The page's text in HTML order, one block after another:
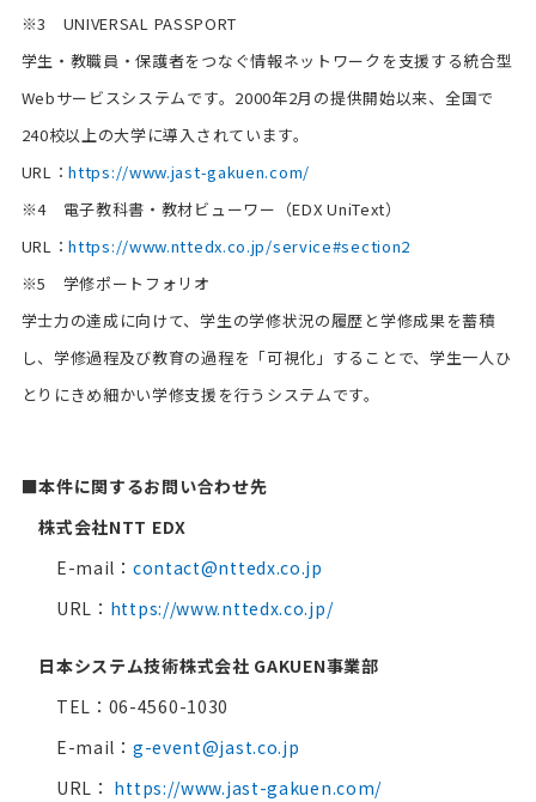
※3 UNIVERSAL PASSPORT
学生・教職員・保護者をつなぐ情報ネットワークを支援する統合型
Webサービスシステムです。2000年2月の提供開始以来、全国で
240校以上の大学に導入されています。
URL：https://www.jast-gakuen.com/
※4 電子教科書・教材ビューワー（EDX UniText）
URL：https://www.nttedx.co.jp/service#section2
※5 学修ポートフォリオ
学士力の達成に向けて、学生の学修状況の履歴と学修成果を蓄積
し、学修過程及び教育の過程を「可視化」することで、学生一人ひ
とりにきめ細かい学修支援を行うシステムです。
■本件に関するお問い合わせ先
株式会社NTT EDX
E-mail： contact@nttedx.co.jp
URL： https://www.nttedx.co.jp/
日本システム技術株式会社 GAKUEN事業部
TEL：06-4560-1030
E-mail： g-event@jast.co.jp
URL： https://www.jast-gakuen.com/